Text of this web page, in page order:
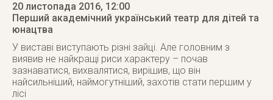
20 листопада 2016, 12:00
Перший академічний український театр для дітей та
юнацтва
У виставі виступають різні зайці. Але головним з
виявив не найкращі риси характеру – почав
зазнаватися, вихвалятися, вирішив, що він
найсильніший, наймогутніший, захотів стати першим у
лісі